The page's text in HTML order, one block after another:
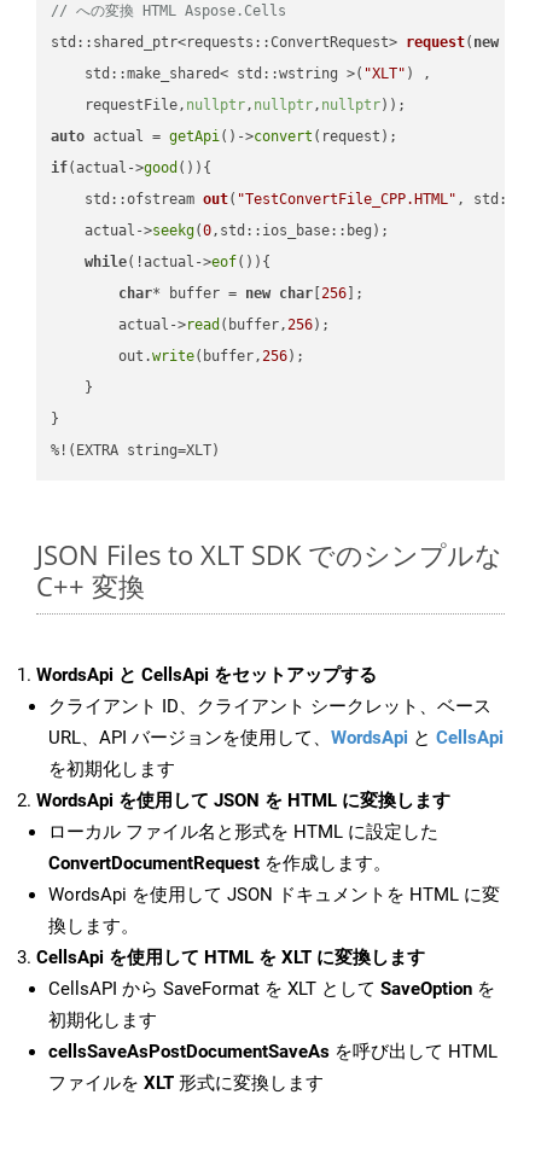
// への変換 HTML Aspose.Cells
std::shared_ptr<requests::ConvertRequest> request( new
    std::make_shared< std::wstring >(
"XLT" ) ,
    requestFile,
nullptr, nullptr, nullptr))
auto actual = getApi()->convert
if(actual->good ()){
std::ofstream out( "TestConvertFile_CPP.HTML" ,
    actual->
seekg(0,std::ios_base::beg);
while(!actual->eof()){
char* buffer = new char [256 ];
        actual->
read (buffer,256);
        out.
write(buffer,256);
    }
}
%!(EXTRA string=XLT)
JSON Files to XLT SDK でのシンプルな
C++ 変換
WordsApi と CellsApi をセットアップする
クライアント ID、クライアント シークレット、ベース
URL、API バージョンを使用して、 WordsApi と CellsApi
を初期化します
WordsApi を使用して JSON を HTML に変換します
ローカル ファイル名と形式を HTML に設定した
ConvertDocumentRequest を作成します。
WordsApi を使用して JSON ドキュメントを HTML に変
換します。
CellsApi を使用して HTML を XLT に変換します
CellsAPI から SaveFormat を XLT として SaveOption を
初期化します
cellsSaveAsPostDocumentSaveAs を呼び出して HTML
ファイルを XLT 形式に変換します